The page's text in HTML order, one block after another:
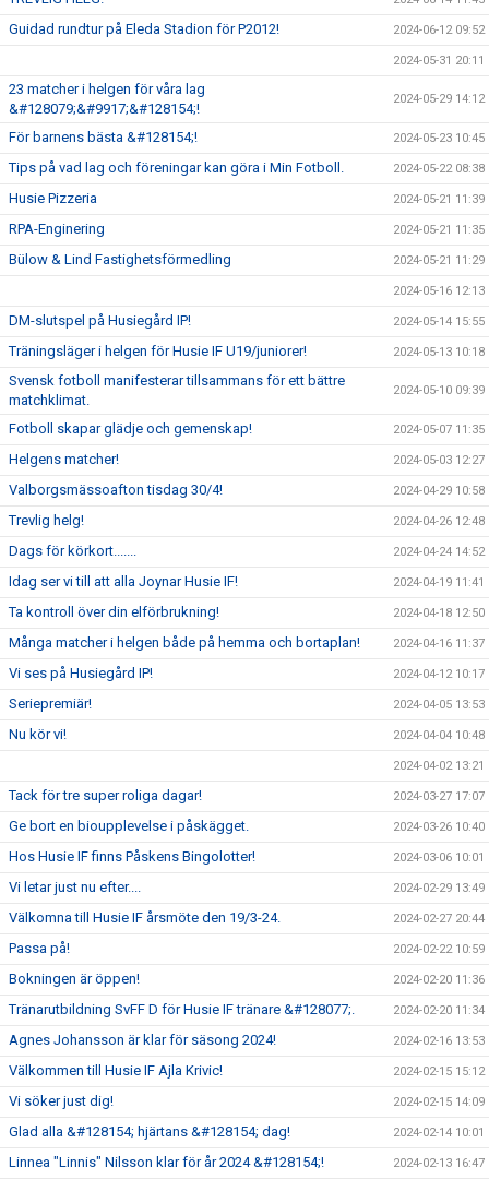
Guidad rundtur på Eleda Stadion för P2012! 2024-06-12 09:52
2024-05-31 20:11
23 matcher i helgen för våra lag
&#128079;&#9917;&#128154;!
2024-05-29 14:12
För barnens bästa &#128154;! 2024-05-23 10:45
Tips på vad lag och föreningar kan göra i Min Fotboll. 2024-05-22 08:38
Husie Pizzeria 2024-05-21 11:39
RPA-Enginering 2024-05-21 11:35
Bülow & Lind Fastighetsförmedling 2024-05-21 11:29
2024-05-16 12:13
DM-slutspel på Husiegård IP! 2024-05-14 15:55
Träningsläger i helgen för Husie IF U19/juniorer! 2024-05-13 10:18
Svensk fotboll manifesterar tillsammans för ett bättre
matchklimat.
2024-05-10 09:39
Fotboll skapar glädje och gemenskap! 2024-05-07 11:35
Helgens matcher! 2024-05-03 12:27
Valborgsmässoafton tisdag 30/4! 2024-04-29 10:58
Trevlig helg! 2024-04-26 12:48
Dags för körkort....... 2024-04-24 14:52
Idag ser vi till att alla Joynar Husie IF! 2024-04-19 11:41
Ta kontroll över din elförbrukning! 2024-04-18 12:50
Många matcher i helgen både på hemma och bortaplan! 2024-04-16 11:37
Vi ses på Husiegård IP! 2024-04-12 10:17
Seriepremiär! 2024-04-05 13:53
Nu kör vi! 2024-04-04 10:48
2024-04-02 13:21
Tack för tre super roliga dagar! 2024-03-27 17:07
Ge bort en bioupplevelse i påskägget. 2024-03-26 10:40
Hos Husie IF finns Påskens Bingolotter! 2024-03-06 10:01
Vi letar just nu efter.... 2024-02-29 13:49
Välkomna till Husie IF årsmöte den 19/3-24. 2024-02-27 20:44
Passa på! 2024-02-22 10:59
Bokningen är öppen! 2024-02-20 11:36
Tränarutbildning SvFF D för Husie IF tränare &#128077;. 2024-02-20 11:34
Agnes Johansson är klar för säsong 2024! 2024-02-16 13:53
Välkommen till Husie IF Ajla Krivic! 2024-02-15 15:12
Vi söker just dig! 2024-02-15 14:09
Glad alla &#128154; hjärtans &#128154; dag! 2024-02-14 10:01
Linnea "Linnis" Nilsson klar för år 2024 &#128154;! 2024-02-13 16:47